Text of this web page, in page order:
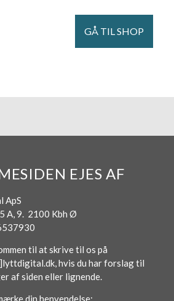
GÅ TIL SHOP
EJES AF
ApS
A, 9. 2100 Kbh Ø
til at skrive til os på
hvis du har forslag til
af siden eller lignende.